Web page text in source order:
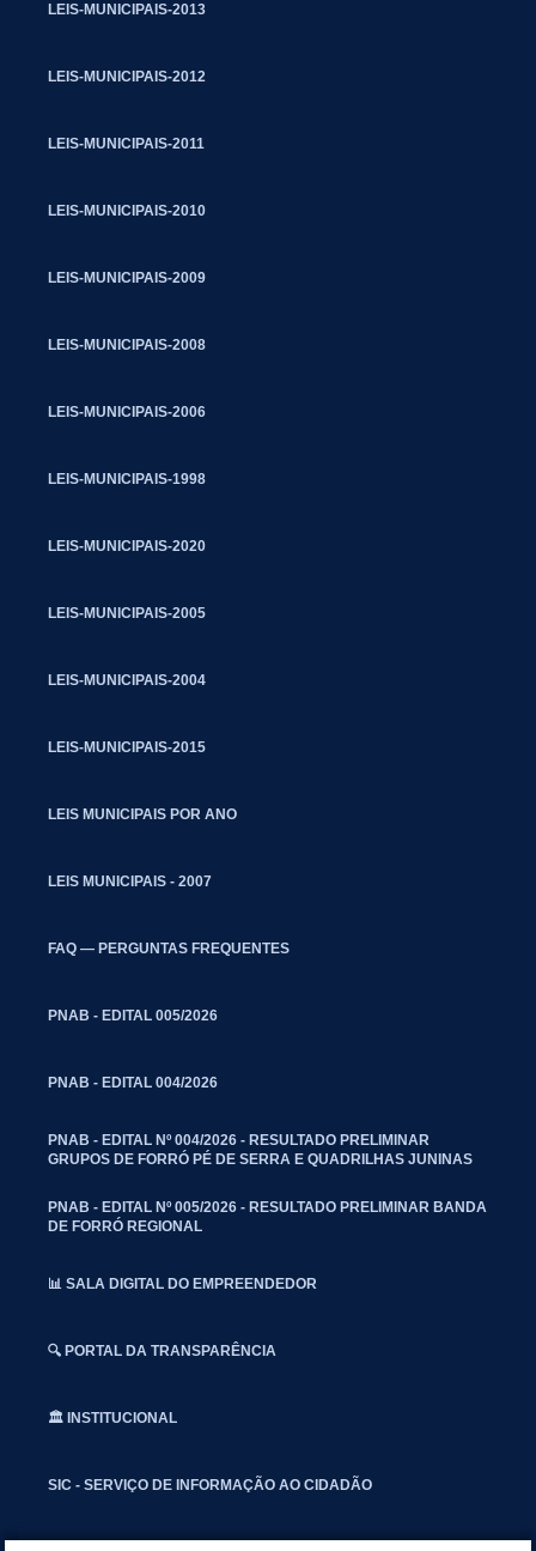
LEIS-MUNICIPAIS-2013
LEIS-MUNICIPAIS-2012
LEIS-MUNICIPAIS-2011
LEIS-MUNICIPAIS-2010
LEIS-MUNICIPAIS-2009
LEIS-MUNICIPAIS-2008
LEIS-MUNICIPAIS-2006
LEIS-MUNICIPAIS-1998
LEIS-MUNICIPAIS-2020
LEIS-MUNICIPAIS-2005
LEIS-MUNICIPAIS-2004
LEIS-MUNICIPAIS-2015
LEIS MUNICIPAIS POR ANO
LEIS MUNICIPAIS - 2007
FAQ — PERGUNTAS FREQUENTES
PNAB - EDITAL 005/2026
PNAB - EDITAL 004/2026
PNAB - EDITAL Nº 004/2026 - RESULTADO PRELIMINAR
GRUPOS DE FORRÓ PÉ DE SERRA E QUADRILHAS JUNINAS
PNAB - EDITAL Nº 005/2026 - RESULTADO PRELIMINAR BANDA
DE FORRÓ REGIONAL
📊 SALA DIGITAL DO EMPREENDEDOR
🔍 PORTAL DA TRANSPARÊNCIA
🏛️ INSTITUCIONAL
SIC - SERVIÇO DE INFORMAÇÃO AO CIDADÃO